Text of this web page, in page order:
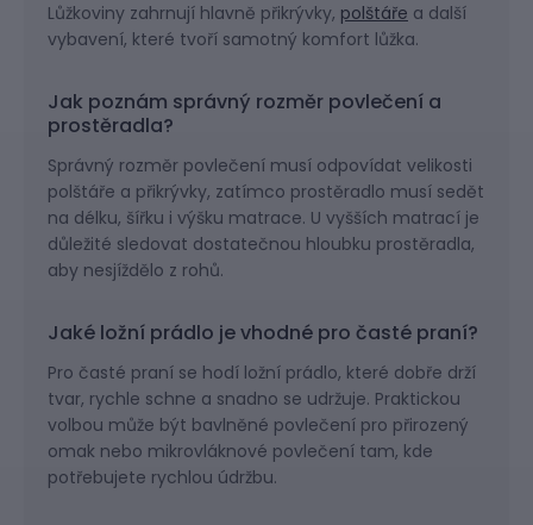
Lůžkoviny zahrnují hlavně přikrývky, polštáře a další
vybavení, které tvoří samotný komfort lůžka.
Jak poznám správný rozměr povlečení a
prostěradla?
Správný rozměr povlečení musí odpovídat velikosti
polštáře a přikrývky, zatímco prostěradlo musí sedět
na délku, šířku i výšku matrace. U vyšších matrací je
důležité sledovat dostatečnou hloubku prostěradla,
aby nesjíždělo z rohů.
Jaké ložní prádlo je vhodné pro časté praní?
Pro časté praní se hodí ložní prádlo, které dobře drží
tvar, rychle schne a snadno se udržuje. Praktickou
volbou může být bavlněné povlečení pro přirozený
omak nebo mikrovláknové povlečení tam, kde
potřebujete rychlou údržbu.